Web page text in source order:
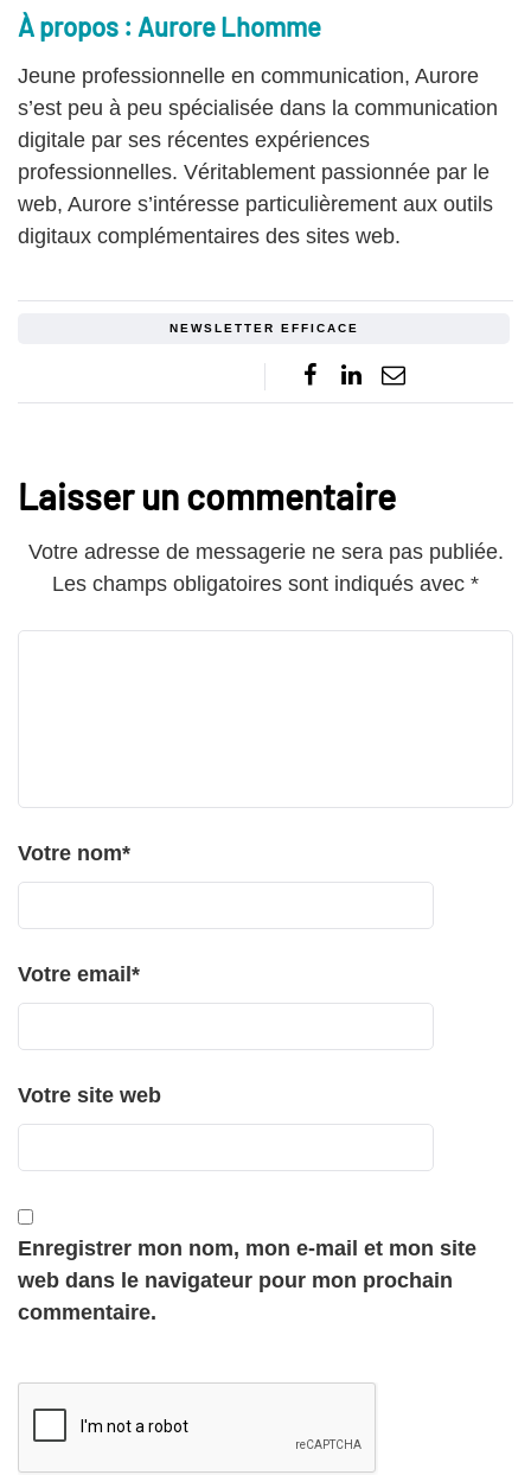
À propos : Aurore Lhomme
Jeune professionnelle en communication, Aurore
s’est peu à peu spécialisée dans la communication
digitale par ses récentes expériences
professionnelles. Véritablement passionnée par le
web, Aurore s’intéresse particulièrement aux outils
digitaux complémentaires des sites web.
NEWSLETTER EFFICACE
Laisser un commentaire
Votre adresse de messagerie ne sera pas publiée.
Les champs obligatoires sont indiqués avec *
Votre nom*
Votre email*
Votre site web
Enregistrer mon nom, mon e-mail et mon site
web dans le navigateur pour mon prochain
commentaire.